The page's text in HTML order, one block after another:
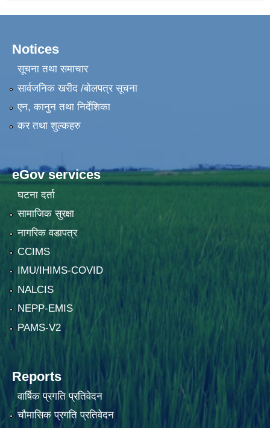
Notices
सूचना तथा समाचार
सार्वजनिक खरीद /बोलपत्र सूचना
एन, कानुन तथा निर्देशिका
कर तथा शुल्कहरु
eGov services
घटना दर्ता
सामाजिक सुरक्षा
नागरिक वडापत्र
CCIMS
IMU/IHIMS-COVID
NALCIS
NEPP-EMIS
PAMS-V2
Reports
वार्षिक प्रगति प्रतिवेदन
चौमासिक प्रगति प्रतिवेदन